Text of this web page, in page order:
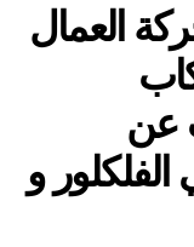
العمال
عن
و